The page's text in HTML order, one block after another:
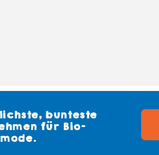
bunteste
für Bio-